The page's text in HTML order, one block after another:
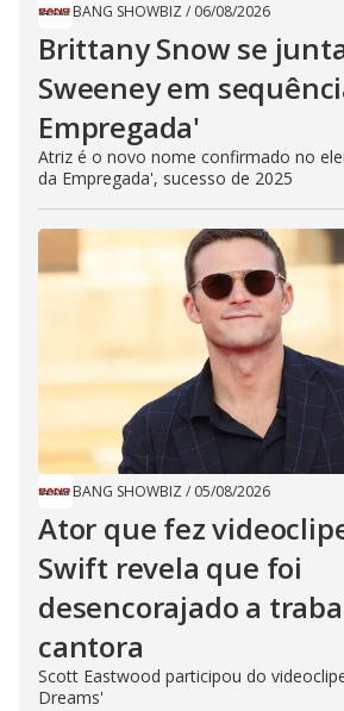
BANG SHOWBIZ / 06/08/2026
Brittany Snow se
Sweeney em
Empregada​'
Atriz é o novo nome confirmado no
da Empregada', sucesso de 2025
BANG SHOWBIZ / 05/08/2026
Ator que fez
Swift revela que foi
desencorajado a
cantora
Scott Eastwood participou do
Dreams'